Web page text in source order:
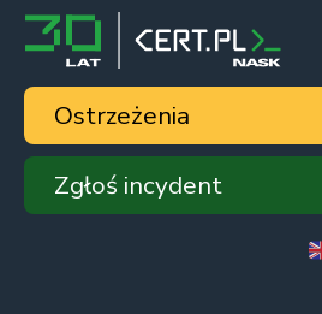
Ostrzeżenia
Zgłoś incydent